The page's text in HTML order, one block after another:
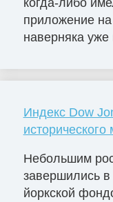
приложение
наверняка уже
Индекс Dow
Небольшим
завершились
йоркской